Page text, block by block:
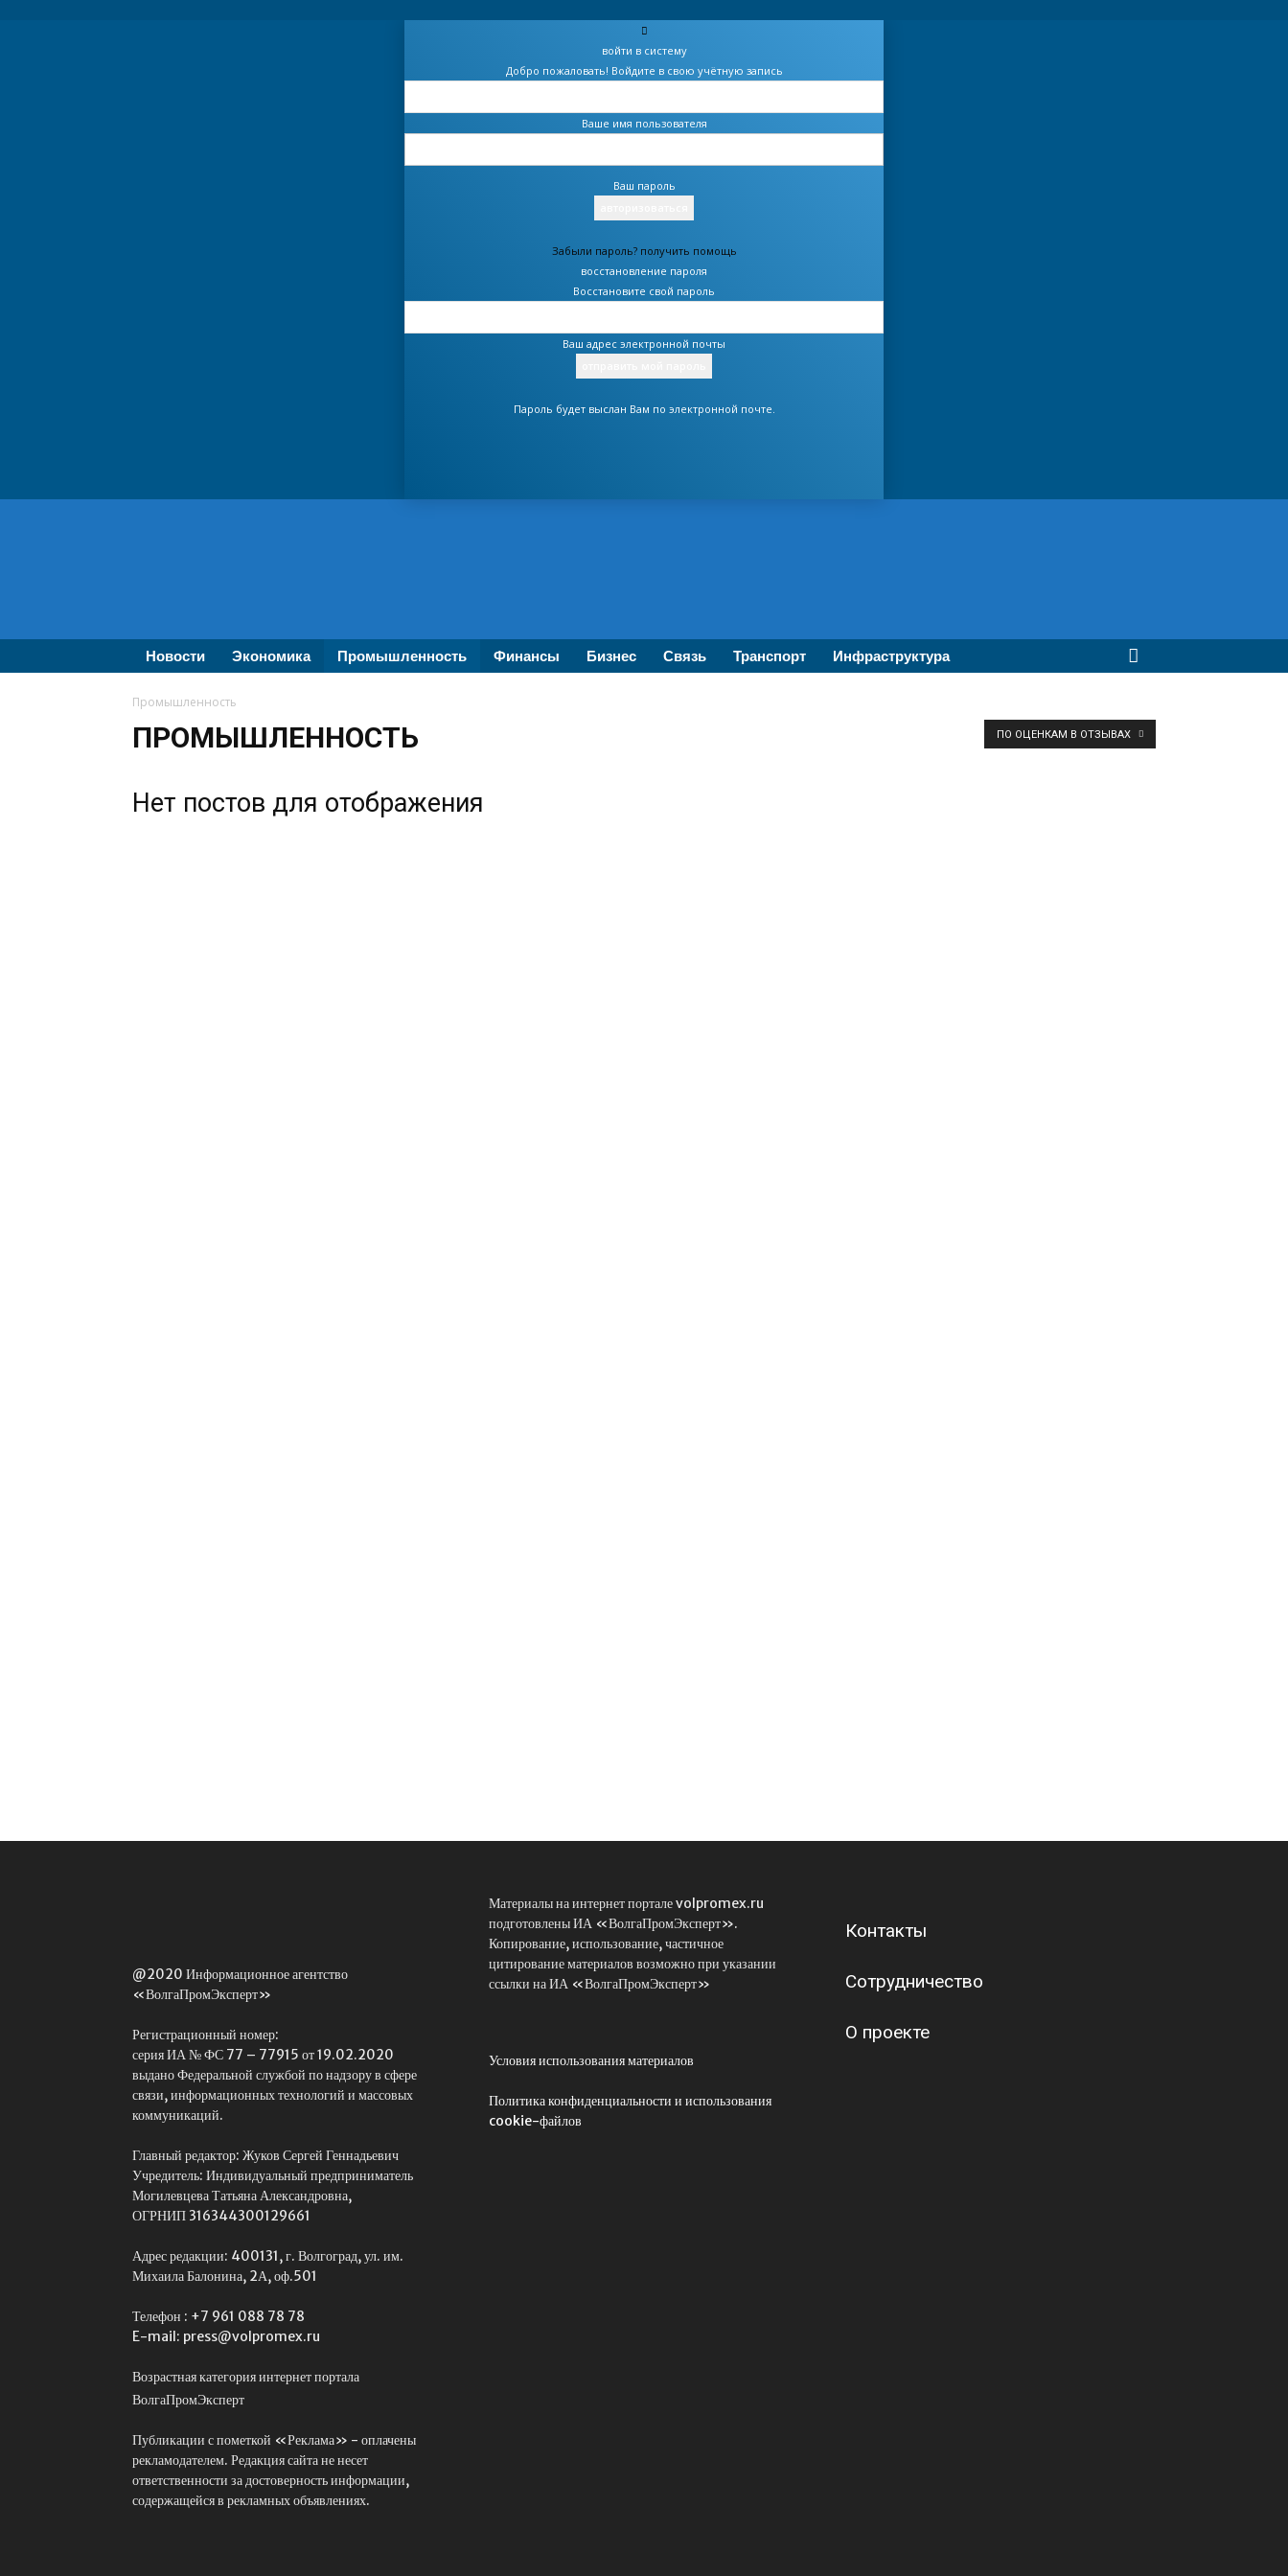
войти в систему
Добро пожаловать! Войдите в свою учётную запись
Ваше имя пользователя
Ваш пароль
Забыли пароль? получить помощь
восстановление пароля
Восстановите свой пароль
Ваш адрес электронной почты
Пароль будет выслан Вам по электронной почте.
бизнеса
Новости Экономика Промышленность Финансы Бизнес Связь Транспорт Инфраструктура
Промышленность
ПРОМЫШЛЕННОСТЬ ПО ОЦЕНКАМ В ОТЗЫВАХ
Нет постов для отображения
@2020 Информационное агентство
«ВолгаПромЭксперт»
Регистрационный номер:
серия ИА № ФС 77 – 77915 от 19.02.2020
выдано Федеральной службой по надзору в сфере
связи, информационных технологий и массовых
коммуникаций.
Главный редактор: Жуков Сергей Геннадьевич
Учредитель: Индивидуальный предприниматель
Могилевцева Татьяна Александровна,
ОГРНИП 316344300129661
Адрес редакции: 400131, г. Волгоград, ул. им.
Михаила Балонина, 2А, оф.501
Телефон : +7 961 088 78 78
E-mail: press@volpromex.ru
Возрастная категория интернет портала
ВолгаПромЭксперт
Публикации с пометкой «Реклама» - оплачены
рекламодателем. Редакция сайта не несет
ответственности за достоверность информации,
содержащейся в рекламных объявлениях.
Материалы на интернет портале volpromex.ru
подготовлены ИА «ВолгаПромЭксперт».
Копирование, использование, частичное
цитирование материалов возможно при указании
ссылки на ИА «ВолгаПромЭксперт»
Условия использования материалов
Политика конфиденциальности и использования
cookie-файлов
Контакты
Сотрудничество
О проекте